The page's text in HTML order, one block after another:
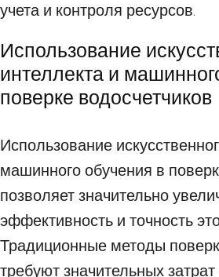
учета и контроля ресурсов.
Использование
интеллекта и
поверке водосчетчиков
Использование
машинного обучения в
позволяет значительно
эффективность и точность
Традиционные методы
требуют значительных